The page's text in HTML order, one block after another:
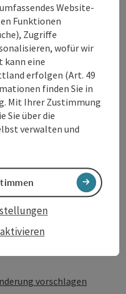
Beitrag drucken
In der Nähe
vorschlagen
Website-
Funktionen
Zugriffe
wofür wir
kann eine
erfolgen (Art. 49
finden Sie in
. Mit Ihrer Zustimmung
Sie über die
verwalten und